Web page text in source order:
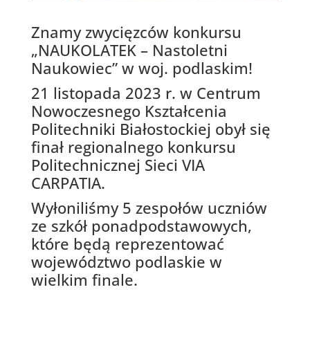
Znamy zwycięzców konkursu
„NAUKOLATEK – Nastoletni
Naukowiec” w woj. podlaskim!
21 listopada 2023 r. w Centrum
Nowoczesnego Kształcenia
Politechniki Białostockiej obył się
finał regionalnego konkursu
Politechnicznej Sieci VIA
CARPATIA.
Wyłoniliśmy 5 zespołów uczniów
ze szkół ponadpodstawowych,
które będą reprezentować
województwo podlaskie w
wielkim finale.